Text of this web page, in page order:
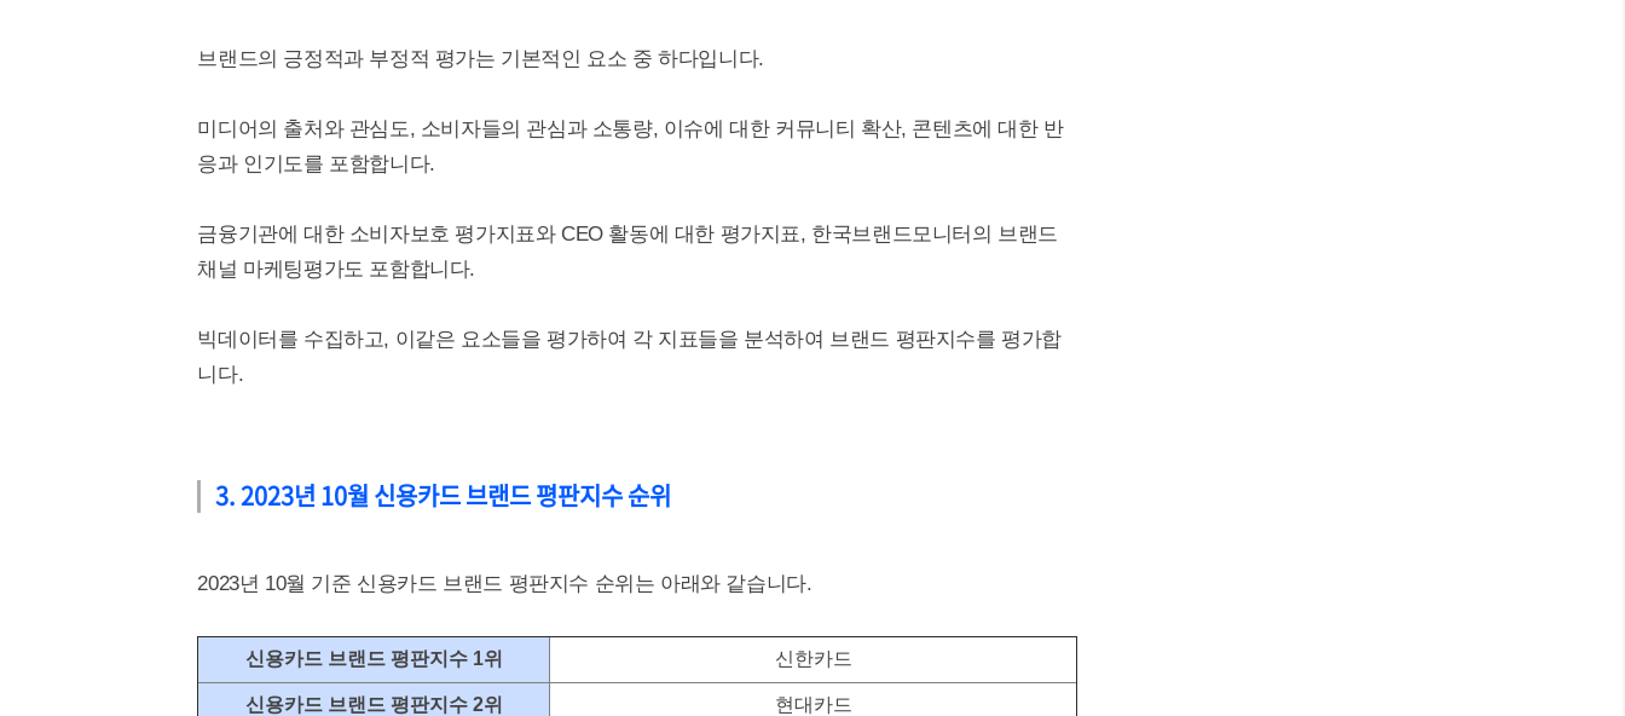
브랜드의 긍정적과 부정적 평가는 기본적인 요소 중 하다입니다.
미디어의 출처와 관심도, 소비자들의 관심과 소통량, 이슈에 대한 커뮤니티 확산, 콘텐츠에 대한 반
응과 인기도를 포함합니다.
금융기관에 대한 소비자보호 평가지표와 CEO 활동에 대한 평가지표, 한국브랜드모니터의 브랜드
채널 마케팅평가도 포함합니다.
빅데이터를 수집하고, 이같은 요소들을 평가하여 각 지표들을 분석하여 브랜드 평판지수를 평가합
니다.
3. 2023년 10월 신용카드 브랜드 평판지수 순위
2023년 10월 기준 신용카드 브랜드 평판지수 순위는 아래와 같습니다.
신용카드 브랜드 평판지수 1위 신한카드
신용카드 브랜드 평판지수 2위 현대카드